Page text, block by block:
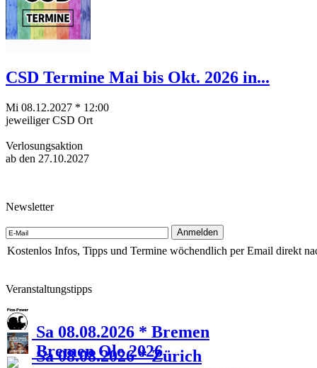
CSD Termine Mai bis Okt. 2026 in...
Mi 08.12.2027 * 12:00
jeweiliger CSD Ort
Verlosungsaktion
ab den 27.10.2027
Newsletter
Kostenlos Infos, Tipps und Termine wöchendlich per Email direkt
Veranstaltungstipps
Sa 08.08.2026 * Bremen
Bremen Ole 2026
Sa 08.08.2026 * Zürich